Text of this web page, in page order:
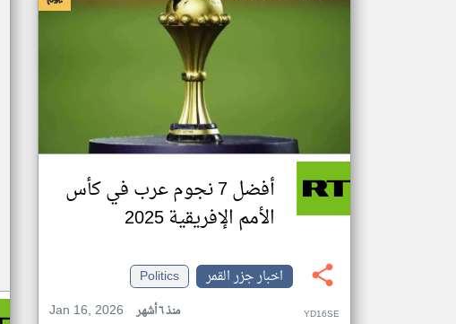
أفضل 7 نجوم عرب في كأس
الأمم الإفريقية 2025
اخبار جزر القمر
Politics
Jan 16, 2026
منذ ٦ أشهر YD16SE